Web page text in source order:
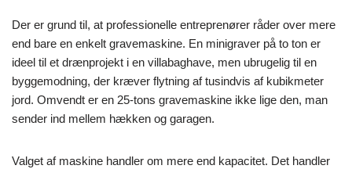
Der er grund til, at professionelle entreprenører råder over mere
end bare en enkelt gravemaskine. En minigraver på to ton er
ideel til et drænprojekt i en villabaghave, men ubrugelig til en
byggemodning, der kræver flytning af tusindvis af kubikmeter
jord. Omvendt er en 25-tons gravemaskine ikke lige den, man
sender ind mellem hækken og garagen.
Valget af maskine handler om mere end kapacitet. Det handler